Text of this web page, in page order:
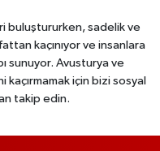
buluştururken, sadelik ve
kaçınıyor ve insanlara
sunuyor. Avusturya ve
için bizi sosyal
takip edin.